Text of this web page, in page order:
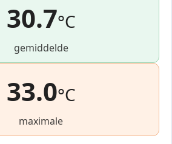
30.7°C
gemiddelde
33.0°C
maximale